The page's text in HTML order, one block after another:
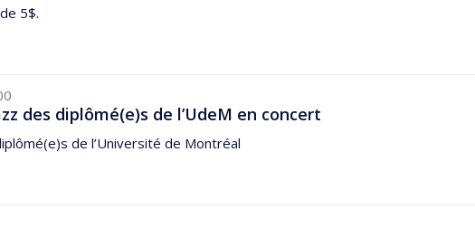
5$.
des diplômé(e)s de l’UdeM en concert
de l’Université de Montréal